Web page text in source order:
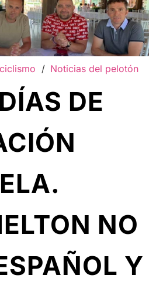
/ Noticias del pelotón
DE
NO
Y